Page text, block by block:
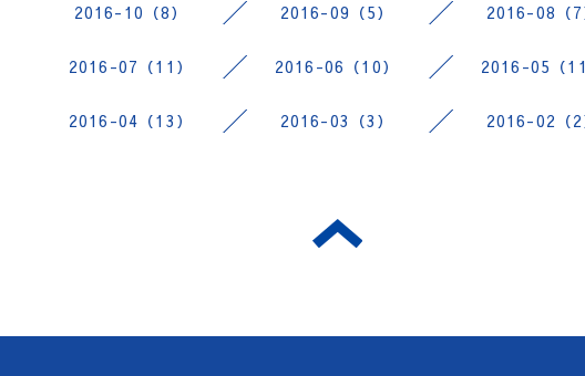
2016-10（8） 2016-09（5） 2016-08（7
2016-07（11） 2016-06（10） 2016-05（11
2016-04（13） 2016-03（3） 2016-02（2